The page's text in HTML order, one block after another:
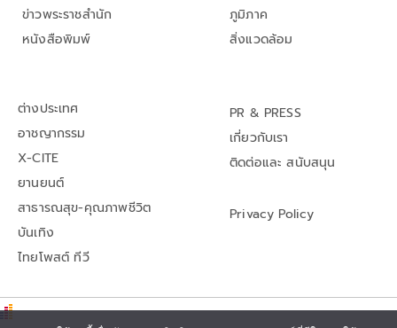
ข่าวพระราชสำนัก
หนังสือพิมพ์
ภูมิภาค
สิ่งแวดล้อม
ต่างประเทศ
อาชญากรรม
X-CITE
ยานยนต์
สาธารณสุข-คุณภาพชีวิต
บันเทิง
ไทยโพสต์ ทีวี
PR & PRESS
เกี่ยวกับเรา
ติดต่อและ สนับสนุน
Privacy Policy